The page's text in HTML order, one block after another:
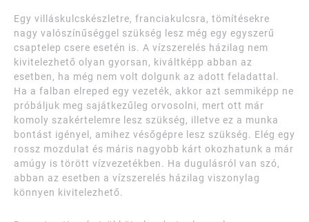
Egy villáskulcskészletre, franciakulcsra, tömítésekre
nagy valószínűséggel szükség lesz még egy egyszerű
csaptelep csere esetén is. A vízszerelés házilag nem
kivitelezhető olyan gyorsan, kiváltképp abban az
esetben, ha még nem volt dolgunk az adott feladattal.
Ha a falban elreped egy vezeték, akkor azt semmiképp ne
próbáljuk meg sajátkezűleg orvosolni, mert ott már
komoly szakértelemre lesz szükség, illetve ez a munka
bontást igényel, amihez vésőgépre lesz szükség. Elég egy
rossz mozdulat és máris nagyobb kárt okozhatunk a már
amúgy is törött vízvezetékben. Ha dugulásról van szó,
abban az esetben a vízszerelés házilag viszonylag
könnyen kivitelezhető.